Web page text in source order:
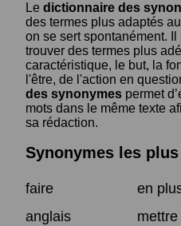
Le dictionnaire des
des termes plus adaptés
on se sert spontanément.
trouver des termes plus
caractéristique, le but, la
l'être, de l'action en
des synonymes permet
mots dans le même texte
sa rédaction.
Synonymes les
faire
en
anglais
mettre